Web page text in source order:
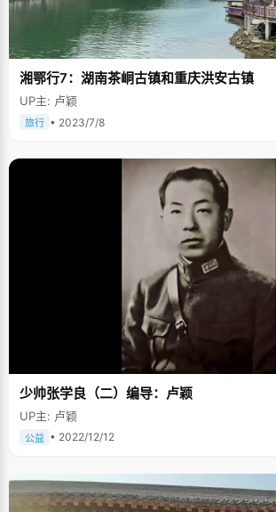
湘鄂行7：湖南茶峒古镇和重庆洪安古镇
UP主: 卢颖
旅行 • 2023/7/8
少帅张学良（二）编导：卢颖
UP主: 卢颖
公益 • 2022/12/12